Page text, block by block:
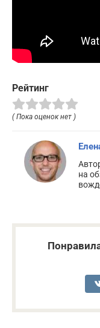
Рейтинг
( Пока оценок нет )
на